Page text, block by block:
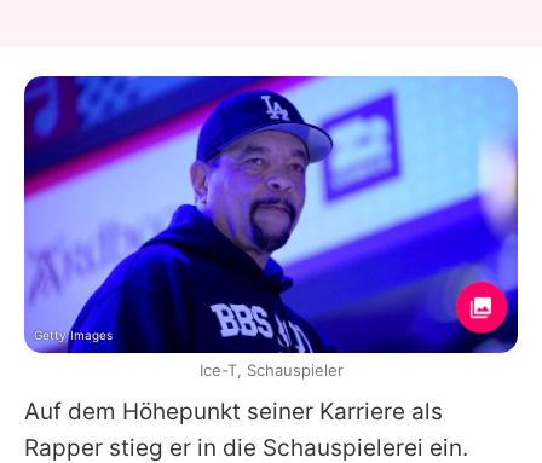
Auf dem Höhepunkt seiner Karriere als
Rapper stieg er in die Schauspielerei ein.
Getty Images
Ice-T, Schauspieler